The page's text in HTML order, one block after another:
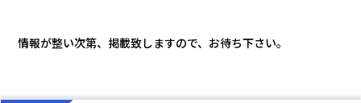
情報が整い次第、掲載致しますので、お待ち下さい。